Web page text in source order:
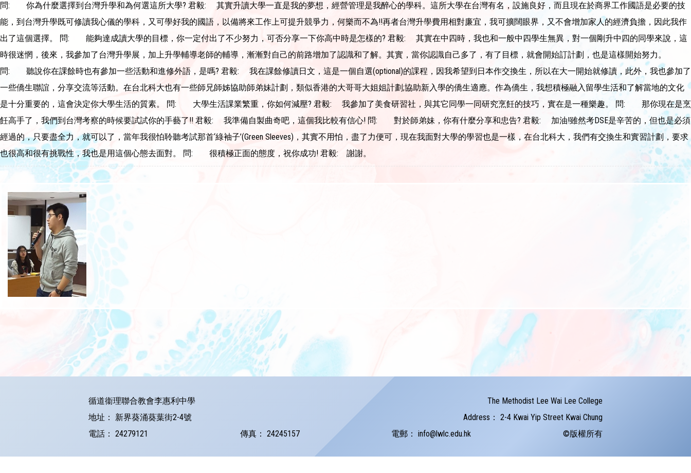
問: 你為什麼選擇到台灣升學和為何選這所大學? 君毅: 其實升讀大學一直是我的夢想，經營管理是我醉心的學科。這所大學在台灣有名，設施良好，而且現在於商界工作國語是必要的技
能，到台灣升學既可修讀我心儀的學科，又可學好我的國語，以備將來工作上可提升競爭力，何樂而不為!!再者台灣升學費用相對廉宜，我可擴闊眼界，又不會增加家人的經濟負擔，因此我作
出了這個選擇。 問: 能夠達成讀大學的目標，你一定付出了不少努力，可否分享一下你高中時是怎樣的? 君毅: 其實在中四時，我也和一般中四學生無異，對一個剛升中四的同學來說，這
時很迷惘，後來，我參加了台灣升學展，加上升學輔導老師的輔導，漸漸對自己的前路增加了認識和了解。其實，當你認識自己多了，有了目標，就會開始訂計劃，也是這樣開始努力。
問: 聽說你在課餘時也有參加一些活動和進修外語，是嗎? 君毅: 我在課餘修讀日文，這是一個自選(optional)的課程，因我希望到日本作交換生，所以在大一開始就修讀，此外，我也參加了
一些僑生聯誼，分享交流等活動。在台北科大也有一些師兄師姊協助師弟妹計劃，類似香港的大哥哥大姐姐計劃;協助新入學的僑生適應。作為僑生，我想積極融入留學生活和了解當地的文化
是十分重要的，這會決定你大學生活的質素。 問: 大學生活課業繁重，你如何減壓? 君毅: 我參加了美食研習社，與其它同學一同研究烹飪的技巧，實在是一種樂趣。 問: 那你現在是烹
飪高手了，我們到台灣考察的時候要試試你的手藝了!! 君毅: 我準備自製曲奇吧，這個我比較有信心! 問: 對於師弟妹，你有什麼分享和忠告? 君毅: 加油!雖然考DSE是辛苦的，但也是必須
經過的，只要盡全力，就可以了，當年我很怕聆聽考試那首‘綠袖子’(Green Sleeves)，其實不用怕，盡了力便可，現在我面對大學的學習也是一樣，在台北科大，我們有交換生和實習計劃，要求
也很高和很有挑戰性，我也是用這個心態去面對。 問: 很積極正面的態度，祝你成功! 君毅: 謝謝。
循道衞理聯合教會李惠利中學
The Methodist Lee Wai Lee College
地址：
新界葵涌葵葉街2-4號 Address： 2-4 Kwai Yip Street Kwai Chung
電話： 24279121 傳真： 24245157 電郵： info@lwlc.edu.hk ©版權所有